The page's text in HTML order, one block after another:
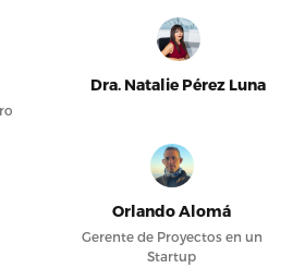
Dra. Natalie Pérez Luna
Orlando Alomá
Gerente de Proyectos en un
Startup